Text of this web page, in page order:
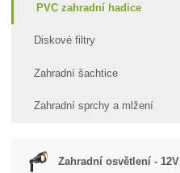
PVC zahradní hadice
Diskové filtry
Zahradní šachtice
Zahradní sprchy a mlžení
Zahradní osvětlení - 12V